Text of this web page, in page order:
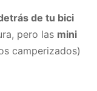
de tu bici
pero las mini
camperizados)